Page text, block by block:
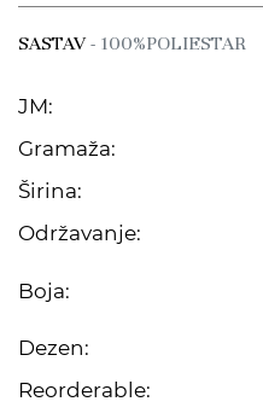
SASTAV- 100%POLIESTAR
JM:
Gramaža:
Širina:
Održavanje:
Boja:
Dezen:
Reorderable: